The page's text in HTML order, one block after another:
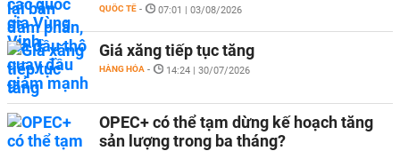
QUỐC TẾ - 07:01 | 03/08/2026
Giá xăng tiếp tục tăng
HÀNG HÓA - 14:24 | 30/07/2026
OPEC+ có thể tạm dừng kế hoạch tăng
sản lượng trong ba tháng?